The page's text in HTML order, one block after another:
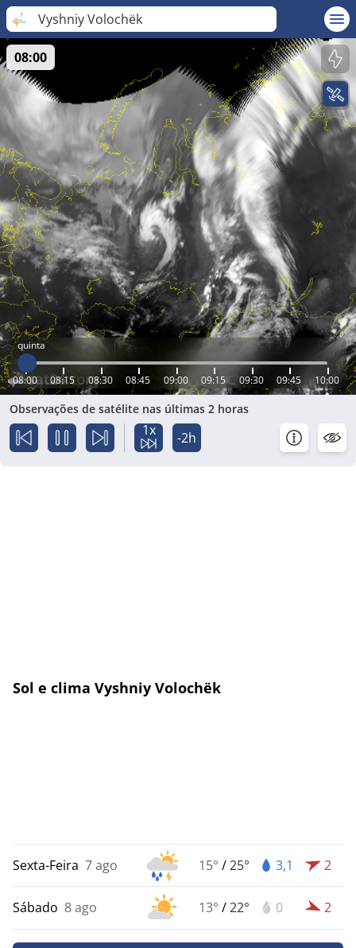
Vyshniy Volochëk
quinta
08:00 08:15 08:30 08:45 09:00 09:15 09:30 09:45 10:00
08:00
Observações de satélite nas últimas 2 horas
1x -2h
Sol e clima Vyshniy Volochëk
Sexta-Feira 7 ago 15° /25° 3,1 2
Sábado 8 ago 13° /22° 0 2